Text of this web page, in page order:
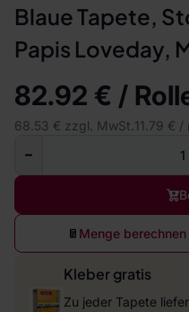
Blaue Tapete,
Papis Loveday,
82.92 € /
68.53 € zzgl. MwSt. 11.79 € /
Menge berechnen
Kleber gratis
Zu jeder Tapete